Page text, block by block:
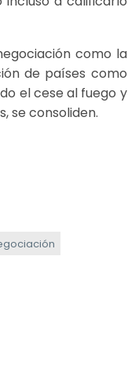
como la
de países como
el cese al fuego y
se consoliden.